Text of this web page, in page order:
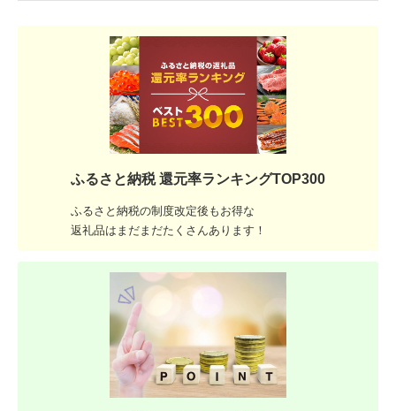
ふるさと納税 還元率ランキングTOP300
ふるさと納税の制度改定後もお得な
返礼品はまだまだたくさんあります！